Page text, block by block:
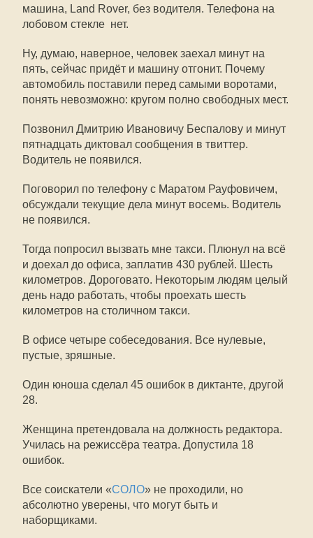
машина, Land Rover, без водителя. Телефона на
лобовом стекле нет.
Ну, думаю, наверное, человек заехал минут на
пять, сейчас придёт и машину отгонит. Почему
автомобиль поставили перед самыми воротами,
понять невозможно: кругом полно свободных мест.
Позвонил Дмитрию Ивановичу Беспалову и минут
пятнадцать диктовал сообщения в твиттер.
Водитель не появился.
Поговорил по телефону с Маратом Рауфовичем,
обсуждали текущие дела минут восемь. Водитель
не появился.
Тогда попросил вызвать мне такси. Плюнул на всё
и доехал до офиса, заплатив 430 рублей. Шесть
километров. Дороговато. Некоторым людям целый
день надо работать, чтобы проехать шесть
километров на столичном такси.
В офисе четыре собеседования. Все нулевые,
пустые, зряшные.
Один юноша сделал 45 ошибок в диктанте, другой
28.
Женщина претендовала на должность редактора.
Училась на режиссёра театра. Допустила 18
ошибок.
Все соискатели «СОЛО» не проходили, но
абсолютно уверены, что могут быть и
наборщиками.